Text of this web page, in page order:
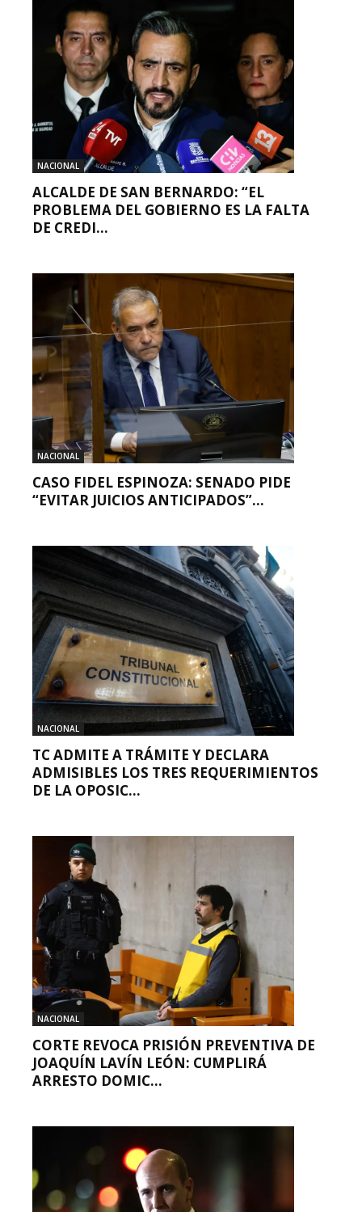
NACIONAL
ALCALDE DE SAN BERNARDO: “EL
PROBLEMA DEL GOBIERNO ES LA FALTA
DE CREDI...
NACIONAL
CASO FIDEL ESPINOZA: SENADO PIDE
“EVITAR JUICIOS ANTICIPADOS”...
NACIONAL
TC ADMITE A TRÁMITE Y DECLARA
ADMISIBLES LOS TRES REQUERIMIENTOS
DE LA OPOSIC...
NACIONAL
CORTE REVOCA PRISIÓN PREVENTIVA DE
JOAQUÍN LAVÍN LEÓN: CUMPLIRÁ
ARRESTO DOMIC...